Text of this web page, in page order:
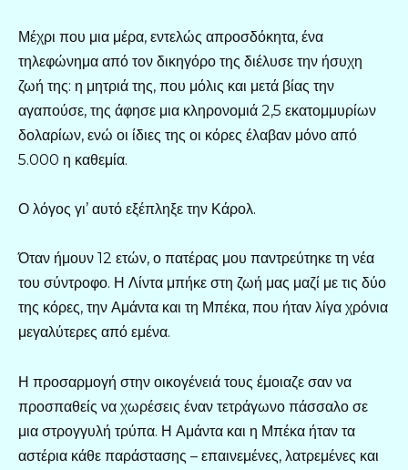
Μέχρι που μια μέρα, εντελώς απροσδόκητα, ένα
τηλεφώνημα από τον δικηγόρο της διέλυσε την ήσυχη
ζωή της: η μητριά της, που μόλις και μετά βίας την
αγαπούσε, της άφησε μια κληρονομιά 2,5 εκατομμυρίων
δολαρίων, ενώ οι ίδιες της οι κόρες έλαβαν μόνο από
5.000 η καθεμία.
Ο λόγος γι’ αυτό εξέπληξε την Κάρολ.
Όταν ήμουν 12 ετών, ο πατέρας μου παντρεύτηκε τη νέα
του σύντροφο. Η Λίντα μπήκε στη ζωή μας μαζί με τις δύο
της κόρες, την Αμάντα και τη Μπέκα, που ήταν λίγα χρόνια
μεγαλύτερες από εμένα.
Η προσαρμογή στην οικογένειά τους έμοιαζε σαν να
προσπαθείς να χωρέσεις έναν τετράγωνο πάσσαλο σε
μια στρογγυλή τρύπα. Η Αμάντα και η Μπέκα ήταν τα
αστέρια κάθε παράστασης – επαινεμένες, λατρεμένες και